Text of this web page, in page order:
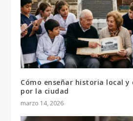
Cómo enseñar historia local
por la ciudad
marzo 14, 2026